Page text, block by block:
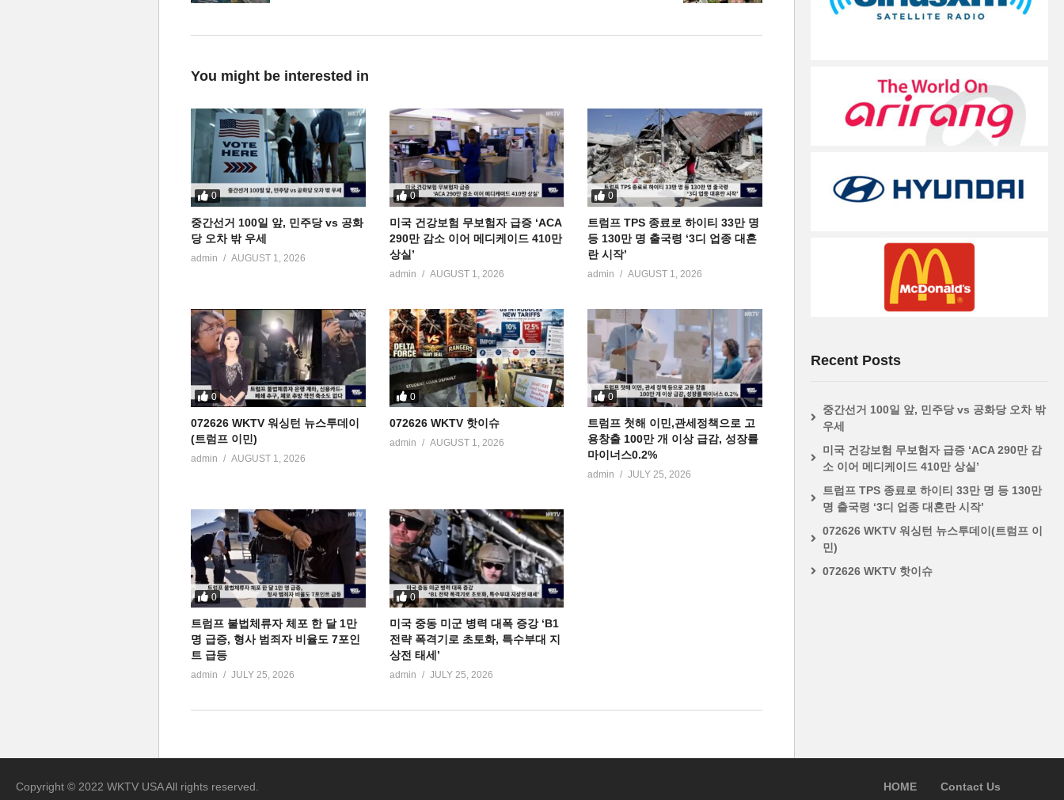
You might be interested in
0
중간선거 100일 앞, 민주당 vs 공화
당 오차 밖 우세
admin AUGUST 1, 2026
0
미국 건강보험 무보험자 급증 ‘ACA
290만 감소 이어 메디케이드 410만
상실’
admin AUGUST 1, 2026
0
트럼프 TPS 종료로 하이티 33만 명
등 130만 명 출국령 ‘3디 업종 대혼
란 시작’
admin AUGUST 1, 2026
0
072626 WKTV 워싱턴 뉴스투데이
(트럼프 이민)
admin AUGUST 1, 2026
0
072626 WKTV 핫이슈
admin AUGUST 1, 2026
0
트럼프 첫해 이민,관세정책으로 고
용창출 100만 개 이상 급감, 성장률
마이너스0.2%
admin JULY 25, 2026
0
트럼프 불법체류자 체포 한 달 1만
명 급증, 형사 범죄자 비율도 7포인
트 급등
admin JULY 25, 2026
0
미국 중동 미군 병력 대폭 증강 ‘B1
전략 폭격기로 초토화, 특수부대 지
상전 태세’
admin JULY 25, 2026
Recent Posts
중간선거 100일 앞, 민주당 vs 공화당 오차 밖
우세
미국 건강보험 무보험자 급증 ‘ACA 290만 감
소 이어 메디케이드 410만 상실’
트럼프 TPS 종료로 하이티 33만 명 등 130만
명 출국령 ‘3디 업종 대혼란 시작’
072626 WKTV 워싱턴 뉴스투데이(트럼프 이
민)
072626 WKTV 핫이슈
Copyright © 2022 WKTV USA All rights reserved. HOME Contact Us